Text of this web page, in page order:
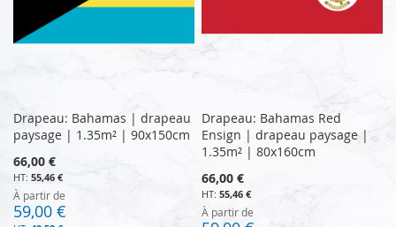
Drapeau: Bahamas | drapeau
paysage | 1.35m² | 90x150cm
66,00 €
55,46 €
À partir de
59,00 €
Drapeau: Bahamas Red
Ensign | drapeau paysage |
1.35m² | 80x160cm
66,00 €
55,46 €
À partir de